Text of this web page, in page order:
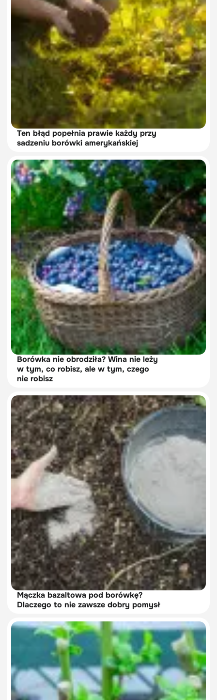
Ten błąd popełnia prawie każdy przy
sadzeniu borówki amerykańskiej
Borówka nie obrodziła? Wina nie leży
w tym, co robisz, ale w tym, czego
nie robisz
Mączka bazaltowa pod borówkę?
Dlaczego to nie zawsze dobry pomysł